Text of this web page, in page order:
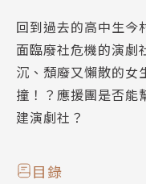
回到過去的高中生今
面臨廢社危機的演劇
沉、頹廢又懶散的女
撞！？應援團是否能
建演劇社？
目錄